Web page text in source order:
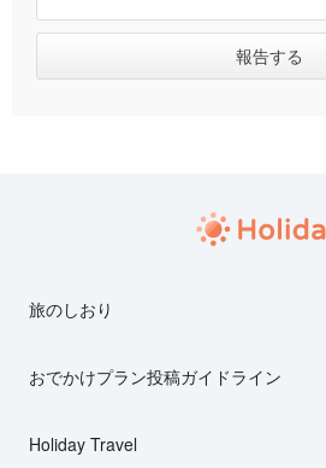
旅のしおり
おでかけプラン投稿ガイドライン
Holiday Travel